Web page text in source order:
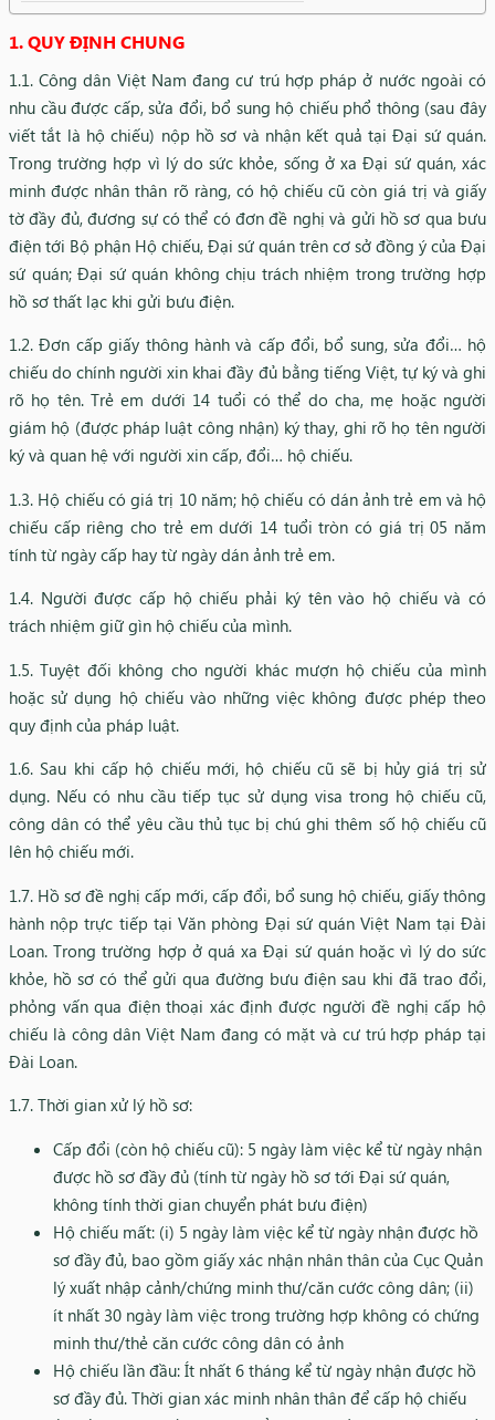
1. QUY ĐỊNH CHUNG
1.1. Công dân Việt Nam đang cư trú hợp pháp ở nước ngoài có
nhu cầu được cấp, sửa đổi, bổ sung hộ chiếu phổ thông (sau đây
viết tắt là hộ chiếu) nộp hồ sơ và nhận kết quả tại Đại sứ quán.
Trong trường hợp vì lý do sức khỏe, sống ở xa Đại sứ quán, xác
minh được nhân thân rõ ràng, có hộ chiếu cũ còn giá trị và giấy
tờ đầy đủ, đương sự có thể có đơn đề nghị và gửi hồ sơ qua bưu
điện tới Bộ phận Hộ chiếu, Đại sứ quán trên cơ sở đồng ý của Đại
sứ quán; Đại sứ quán không chịu trách nhiệm trong trường hợp
hồ sơ thất lạc khi gửi bưu điện.
1.2. Đơn cấp giấy thông hành và cấp đổi, bổ sung, sửa đổi… hộ
chiếu do chính người xin khai đầy đủ bằng tiếng Việt, tự ký và ghi
rõ họ tên. Trẻ em dưới 14 tuổi có thể do cha, mẹ hoặc người
giám hộ (được pháp luật công nhận) ký thay, ghi rõ họ tên người
ký và quan hệ với người xin cấp, đổi… hộ chiếu.​
1.3. Hộ chiếu có giá trị 10 năm; hộ chiếu có dán ảnh trẻ em và hộ
chiếu cấp riêng cho trẻ em dưới 14 tuổi tròn có giá trị 05 năm
tính từ ngày cấp hay từ ngày dán ảnh trẻ em.​
1.4. Người được cấp hộ chiếu phải ký tên vào hộ chiếu và có
trách nhiệm giữ gìn hộ chiếu của mình.​
1.5. Tuyệt đối không cho người khác mượn hộ chiếu của mình
hoặc sử dụng hộ chiếu vào những việc không được phép theo
quy định của pháp luật.
1.6. Sau khi cấp hộ chiếu mới, hộ chiếu cũ sẽ bị hủy giá trị sử
dụng. Nếu có nhu cầu tiếp tục sử dụng visa trong hộ chiếu cũ,
công dân có thể yêu cầu thủ tục bị chú ghi thêm số hộ chiếu cũ
lên hộ chiếu mới.
1.7. Hồ sơ đề nghị cấp mới, cấp đổi, bổ sung hộ chiếu, giấy thông
hành nộp trực tiếp tại Văn phòng Đại sứ quán Việt Nam tại Đài
Loan. Trong trường hợp ở quá xa Đại sứ quán hoặc vì lý do sức
khỏe, hồ sơ có thể gửi qua đường bưu điện sau khi đã trao đổi,
phỏng vấn qua điện thoại xác định được người đề nghị cấp hộ
chiếu là công dân Việt Nam đang có mặt và cư trú hợp pháp tại
Đài Loan.
1.7. Thời gian xử lý hồ sơ:
Cấp đổi (còn hộ chiếu cũ): 5 ngày làm việc kể từ ngày nhận
được hồ sơ đầy đủ (tính từ ngày hồ sơ tới Đại sứ quán,
không tính thời gian chuyển phát bưu điện)
Hộ chiếu mất: (i) 5 ngày làm việc kể từ ngày nhận được hồ
sơ đầy đủ, bao gồm giấy xác nhận nhân thân của Cục Quản
lý xuất nhập cảnh/chứng minh thư/căn cước công dân; (ii)
ít nhất 30 ngày làm việc trong trường hợp không có chứng
minh thư/thẻ căn cước công dân có ảnh
Hộ chiếu lần đầu: Ít nhất 6 tháng kể từ ngày nhận được hồ
sơ đầy đủ. Thời gian xác minh nhân thân để cấp hộ chiếu